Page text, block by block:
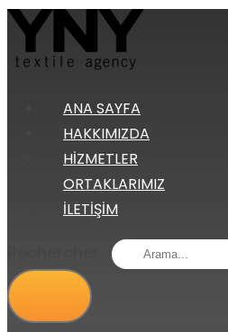
ANA SAYFA
HAKKIMIZDA
HIZMETLER
ORTAKLARIMIZ
İLETIŞIM